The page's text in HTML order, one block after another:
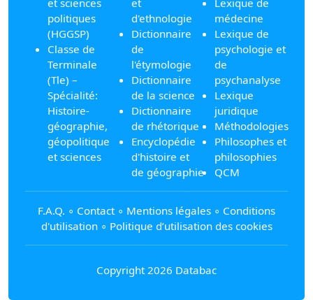
et sciences
politiques
(HGGSP)
Classe de
Terminale
(Tle) –
Spécialité:
Histoire-
géographie,
géopolitique
et sciences
et
d'ethnologie
Dictionnaire
de
l'étymologie
Dictionnaire
de la science
Dictionnaire
de rhétorique
Encyclopédie
d'histoire et
de géographie
Lexique de
médecine
Lexique de
psychologie et
de
psychanalyse
Lexique
juridique
Méthodologies
Philosophes et
philosophies
QCM
F.A.Q. ∘ Contact∘ Mentions légales ∘ Conditions
d'utilisation∘ Politique d’utilisation des cookies
Copyright 2026 Databac